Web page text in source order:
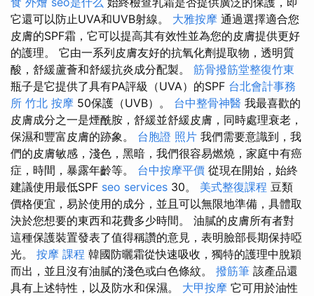
它還可以防止UVA和UVB射線。 大雅按摩 通過選擇適合您
皮膚的SPF霜，它可以提高其有效性並為您的皮膚提供更好
的護理。 它由一系列皮膚友好的抗氧化劑提取物，透明質
酸，舒緩蘆薈和舒緩抗炎成分配製。 筋骨撥筋堂整復竹東
瓶子是它提供了具有PA評級（UVA）的SPF 台北會計事務
所 竹北 按摩 50保護（UVB）。 台中整骨神醫 我最喜歡的
皮膚成分之一是煙酰胺，舒緩並舒緩皮膚，同時處理衰老，
保濕和豐富皮膚的跡象。 台胞證 照片 我們需要意識到，我
們的皮膚敏感，淺色，黑暗，我們很容易燃燒，家庭中有癌
症，時間，暴露年齡等。 台中按摩平價 從現在開始，始終
建議使用最低SPF seo services 30。 美式整復課程 豆類
價格便宜，易於使用的成分，並且可以無限地準備，具體取
決於您想要的東西和花費多少時間。 油膩的皮膚所有者對
這種保護裝置發表了值得稱讚的意見，表明臉部長期保持啞
光。 按摩 課程 韓國防曬霜從快速吸收，獨特的護理中脫穎
而出，並且沒有油膩的淺色或白色條紋。 撥筋筆 該產品還
具有上述特性，以及防水和保濕。 大甲按摩 它可用於油性